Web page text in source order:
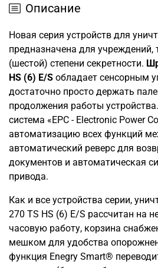
Описание
Новая серия устройств для
предназначена для
(шестой) степени секретности.
HS (6) E/S обладает сенсорным
достаточно просто держать
продолжения работы
система «EPC - Electronic Power
автоматизацию всех функций
автоматический реверс для
документов и автоматическая
привода.
Как и все устройства серии,
270 TS HS (6) E/S рассчитан на
часовую работу, корзина
мешком для удобства
функция Enegry Smart®